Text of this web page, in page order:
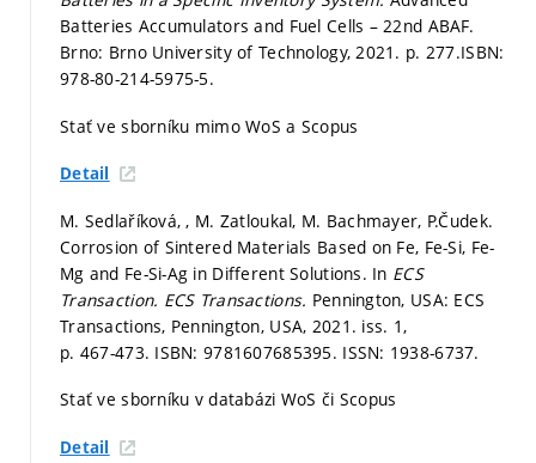
Batteries Accumulators and Fuel Cells – 22nd ABAF.
Brno: Brno University of Technology, 2021. p. 277.ISBN:
978-80-214-5975-5.
Stať ve sborníku mimo WoS a Scopus
Detail
M. Sedlaříková, , M. Zatloukal, M. Bachmayer, P.Čudek.
Corrosion of Sintered Materials Based on Fe, Fe-Si, Fe-
Mg and Fe-Si-Ag in Different Solutions. In ECS
Transaction. ECS Transactions. Pennington, USA: ECS
Transactions, Pennington, USA, 2021. iss. 1,
p. 467-473. ISBN: 9781607685395. ISSN: 1938-6737.
Stať ve sborníku v databázi WoS či Scopus
Detail